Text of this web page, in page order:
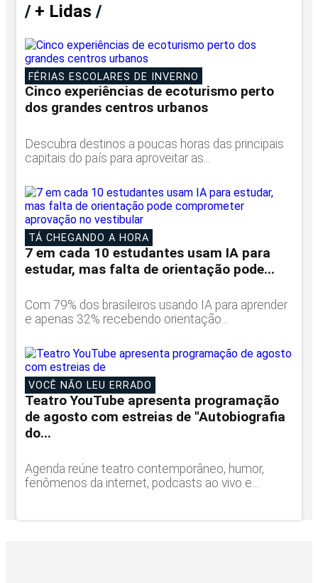
/+ Lidas /
FÉRIAS ESCOLARES DE INVERNO
Cinco experiências de ecoturismo perto
dos grandes centros urbanos
Descubra destinos a poucas horas das principais
capitais do país para aproveitar as...
TÁ CHEGANDO A HORA
7 em cada 10 estudantes usam IA para
estudar, mas falta de orientação pode...
Com 79% dos brasileiros usando IA para aprender
e apenas 32% recebendo orientação...
VOCÊ NÃO LEU ERRADO
Teatro YouTube apresenta programação
de agosto com estreias de "Autobiografia
do...
Agenda reúne teatro contemporâneo, humor,
fenômenos da internet, podcasts ao vivo e...